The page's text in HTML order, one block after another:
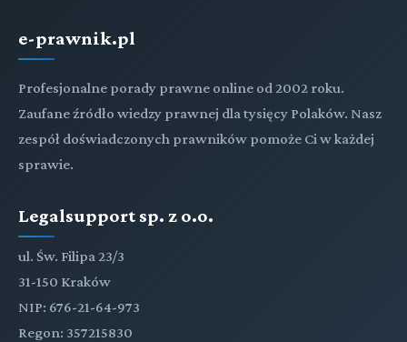
e-prawnik.pl
Profesjonalne porady prawne online od 2002 roku.
Zaufane źródło wiedzy prawnej dla tysięcy Polaków. Nasz
zespół doświadczonych prawników pomoże Ci w każdej
sprawie.
Legalsupport sp. z o.o.
ul. Św. Filipa 23/3
31-150 Kraków
NIP: 676-21-64-973
Regon: 357215830